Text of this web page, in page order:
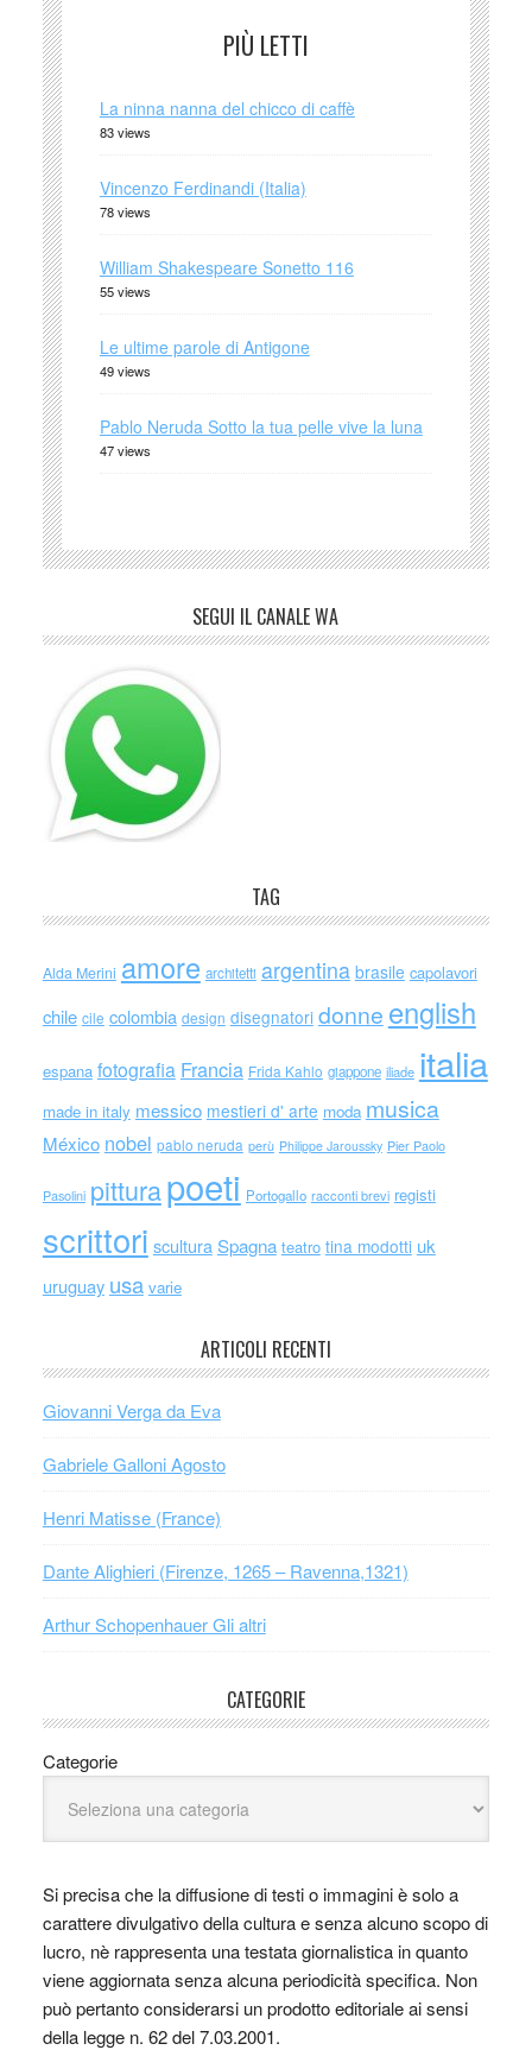
PIÙ LETTI
La ninna nanna del chicco di caffè
83 views
Vincenzo Ferdinandi (Italia)
78 views
William Shakespeare Sonetto 116
55 views
Le ultime parole di Antigone
49 views
Pablo Neruda Sotto la tua pelle vive la luna
47 views
SEGUI IL CANALE WA
TAG
Alda Merini amore architetti argentina brasile capolavori
chile cile colombia design disegnatori donne english
espana fotografia Francia Frida Kahlo giappone iliade italia
made in italy messico mestieri d' arte moda musica
México nobel pablo neruda perù Philippe Jaroussky Pier Paolo
Pasolini pitturapoeti Portogallo racconti brevi registi
scrittori scultura Spagna teatro tina modotti uk
uruguay usa varie
ARTICOLI RECENTI
Giovanni Verga da Eva
Gabriele Galloni Agosto
Henri Matisse (France)
Dante Alighieri (Firenze, 1265 – Ravenna,1321)
Arthur Schopenhauer Gli altri
CATEGORIE
Categorie
Si precisa che la diffusione di testi o immagini è solo a
carattere divulgativo della cultura e senza alcuno scopo di
lucro, nè rappresenta una testata giornalistica in quanto
viene aggiornata senza alcuna periodicità specifica. Non
può pertanto considerarsi un prodotto editoriale ai sensi
della legge n. 62 del 7.03.2001.